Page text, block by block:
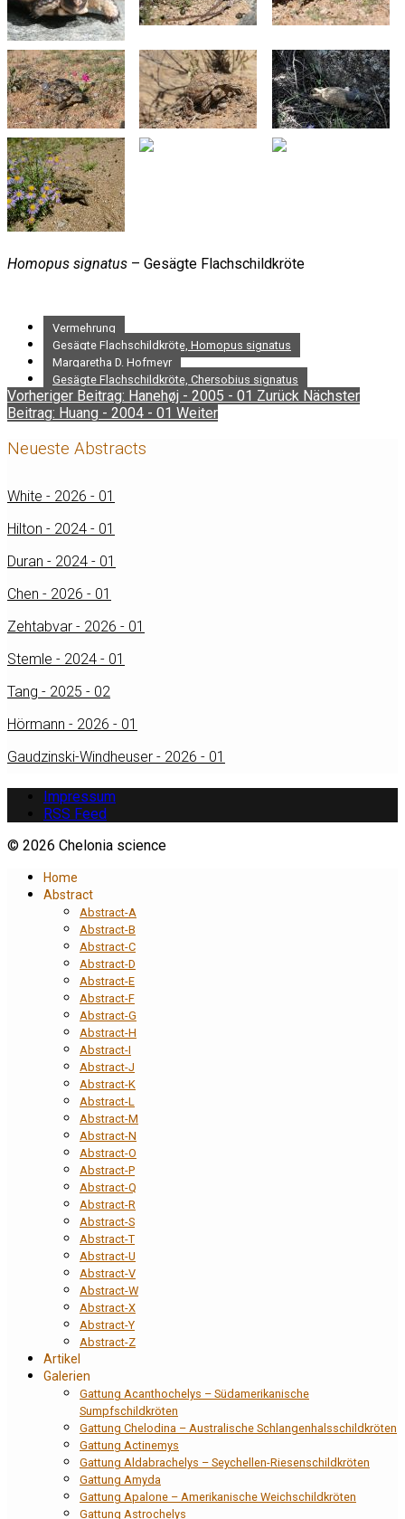
Homopus signatus – Gesägte Flachschildkröte
Vermehrung
Gesägte Flachschildkröte, Homopus signatus
Margaretha D. Hofmeyr
Gesägte Flachschildkröte, Chersobius signatus
Vorheriger Beitrag: Hanehøj - 2005 - 01 Zurück Nächster
Beitrag: Huang - 2004 - 01 Weiter
Neueste Abstracts
White - 2026 - 01
Hilton - 2024 - 01
Duran - 2024 - 01
Chen - 2026 - 01
Zehtabvar - 2026 - 01
Stemle - 2024 - 01
Tang - 2025 - 02
Hörmann - 2026 - 01
Gaudzinski-Windheuser - 2026 - 01
Impressum
RSS Feed
© 2026 Chelonia science
Home
Abstract
Abstract-A
Abstract-B
Abstract-C
Abstract-D
Abstract-E
Abstract-F
Abstract-G
Abstract-H
Abstract-I
Abstract-J
Abstract-K
Abstract-L
Abstract-M
Abstract-N
Abstract-O
Abstract-P
Abstract-Q
Abstract-R
Abstract-S
Abstract-T
Abstract-U
Abstract-V
Abstract-W
Abstract-X
Abstract-Y
Abstract-Z
Artikel
Galerien
Gattung Acanthochelys – Südamerikanische
Sumpfschildkröten
Gattung Chelodina – Australische Schlangenhalsschildkröten
Gattung Actinemys
Gattung Aldabrachelys – Seychellen-Riesenschildkröten
Gattung Amyda
Gattung Apalone – Amerikanische Weichschildkröten
Gattung Astrochelys